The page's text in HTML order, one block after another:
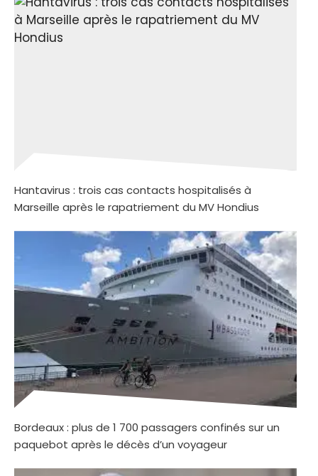
Hantavirus : trois cas contacts hospitalisés à
Marseille après le rapatriement du MV Hondius
Bordeaux : plus de 1 700 passagers confinés sur un
paquebot après le décès d’un voyageur